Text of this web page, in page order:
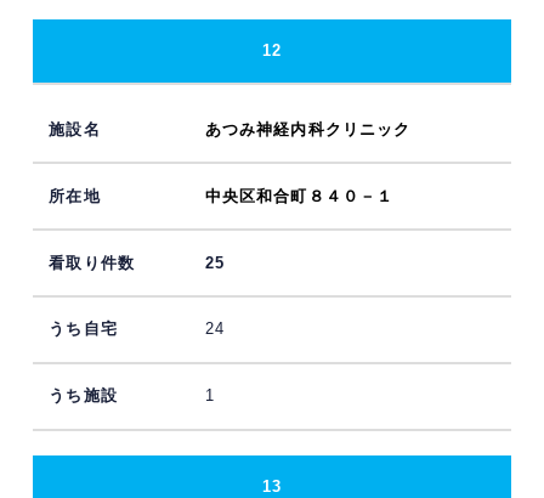
12
あつみ神経内科クリニック
中央区和合町８４０－１
25
24
1
13